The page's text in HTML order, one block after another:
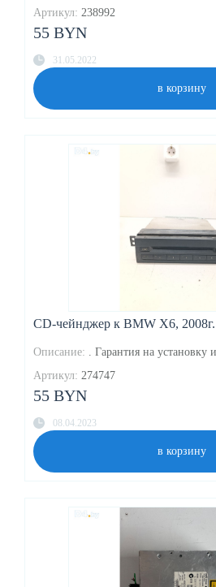
Артикул: 238992
55 BYN
31.05.2022
в корзину
CD-чейнджер к BMW X6, 2008г.
Описание:
. Гарантия на установку
Артикул: 274747
55 BYN
08.04.2023
в корзину